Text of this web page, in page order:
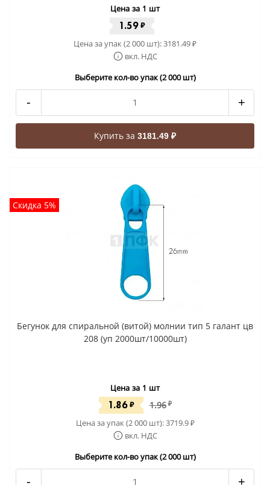
Цена за 1 шт
1.59₽
Цена за упак (2 000 шт):3181.49₽
вкл. НДС
Выберите кол-во упак (2 000 шт)
- +
Купить за 3181.49 ₽
Скидка 5%
Бегунок для спиральной (витой) молнии тип 5 галант цв
208 (уп 2000шт/10000шт)
Цена за 1 шт
1.86 ₽ 1.96 ₽
Цена за упак (2 000 шт):3719.9₽
вкл. НДС
Выберите кол-во упак (2 000 шт)
- +